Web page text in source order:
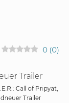
Trailer
0 (0)
Call of Pripyat,
Trailer